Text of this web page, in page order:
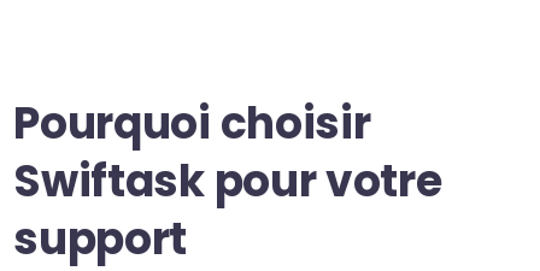
Pourquoi choisir
Swiftask pour votre
support